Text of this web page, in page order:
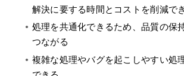
解決に要する時間とコストを削減で
処理を共通化できるため、品質の保
つながる
複雑な処理やバグを起こしやすい処